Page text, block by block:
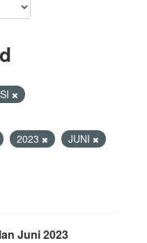
2023
JUNI
Juni 2023